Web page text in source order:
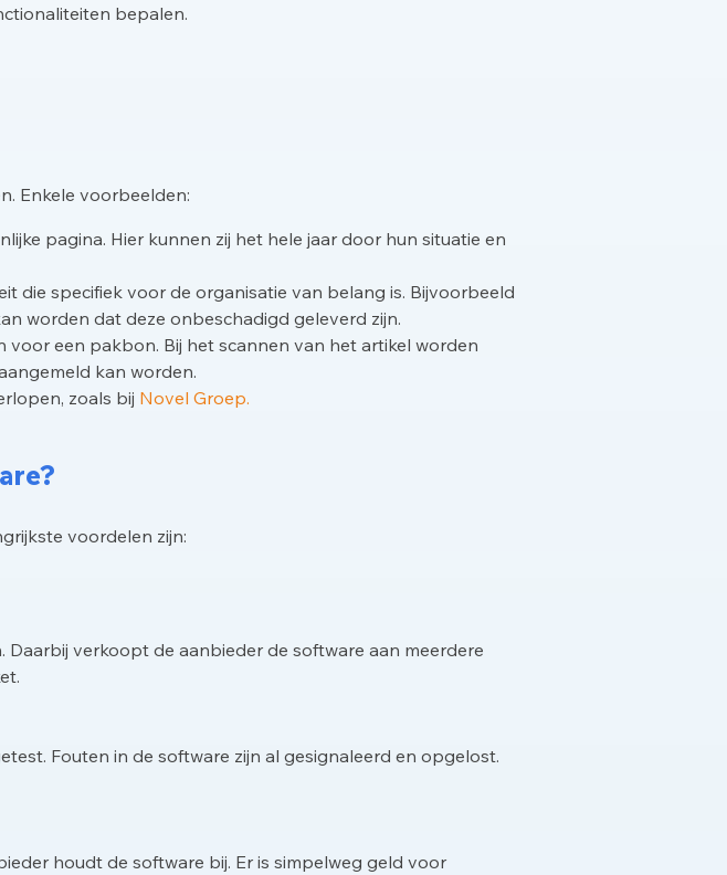
bepalen.
Enkele voorbeelden:
pagina. Hier kunnen zij het hele jaar door hun situatie en
die specifiek voor de organisatie van belang is. Bijvoorbeeld
worden dat deze onbeschadigd geleverd zijn.
een pakbon. Bij het scannen van het artikel worden
kan worden.
zoals bij Novel Groep.
voordelen zijn:
verkoopt de aanbieder de software aan meerdere
Fouten in de software zijn al gesignaleerd en opgelost.
houdt de software bij. Er is simpelweg geld voor